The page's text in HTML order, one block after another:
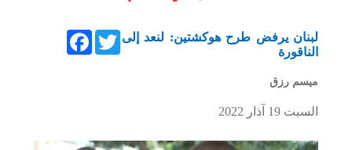
FacebookTwitter لبنان يرفض طرح هوكشتين: لنعد إلى
الناقورة
ميسم رزق
السبت 19 آذار 2022